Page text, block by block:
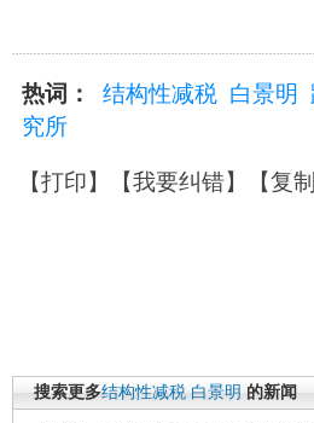
热词： 结构性减税 白景明
究所
【打印】【我要纠错】【复
搜索更多结构性减税 白景明 的新闻